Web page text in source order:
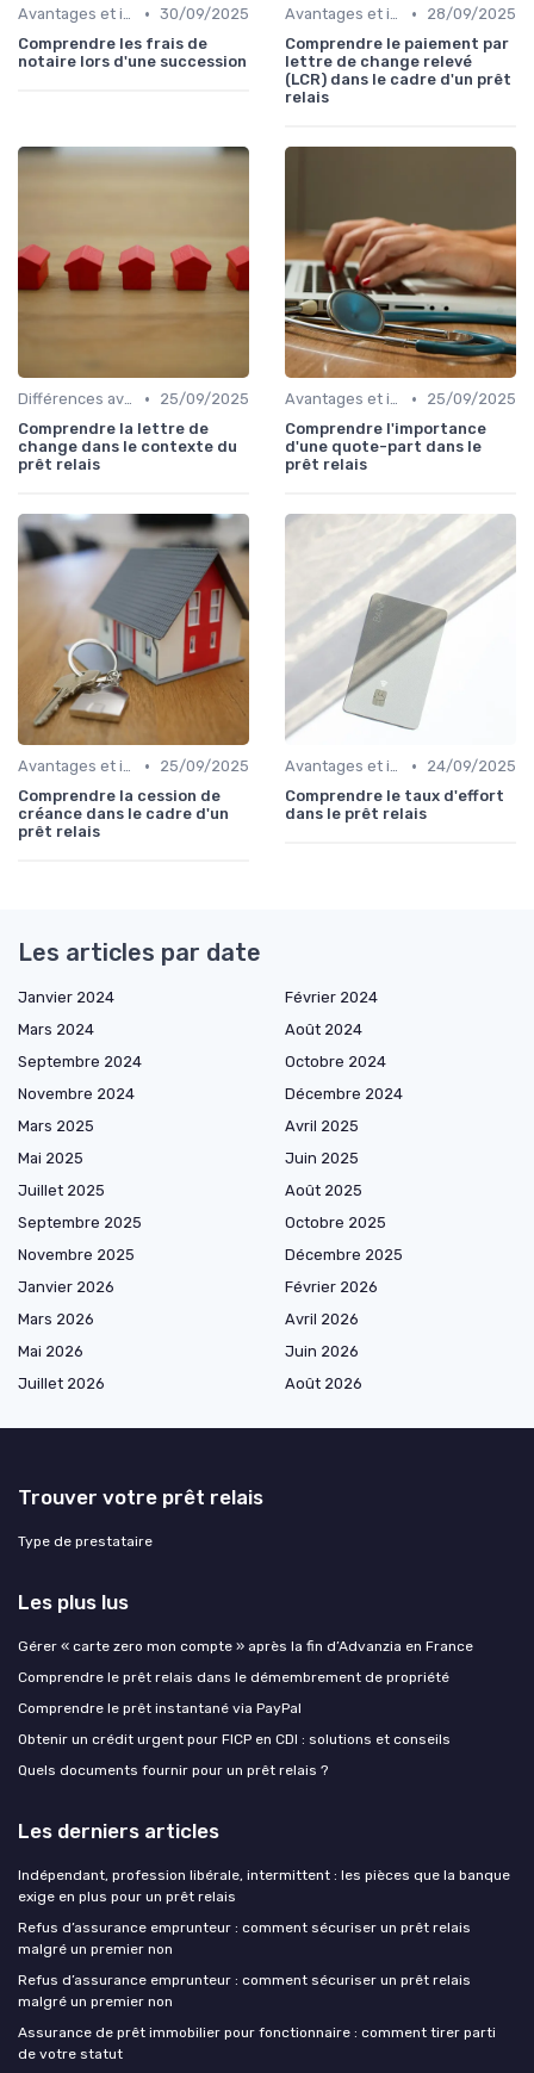
Avantages et inconvénients • 30/09/2025
Comprendre les frais de
notaire lors d'une succession
Avantages et inconvénients •
28/09/2025
Comprendre le paiement par
lettre de change relevé
(LCR) dans le cadre d'un prêt
relais
Différences avec d'autres prêts immobiliers •
25/09/2025
Comprendre la lettre de
change dans le contexte du
prêt relais
Avantages et inconvénients •
25/09/2025
Comprendre l'importance
d'une quote-part dans le
prêt relais
Avantages et inconvénients •
25/09/2025
Comprendre la cession de
créance dans le cadre d'un
prêt relais
Avantages et inconvénients •
24/09/2025
Comprendre le taux d'effort
dans le prêt relais
Les articles par date
Janvier 2024
Février 2024
Mars 2024
Août 2024
Septembre 2024
Octobre 2024
Novembre 2024
Décembre 2024
Mars 2025
Avril 2025
Mai 2025
Juin 2025
Juillet 2025
Août 2025
Septembre 2025
Octobre 2025
Novembre 2025
Décembre 2025
Janvier 2026
Février 2026
Mars 2026
Avril 2026
Mai 2026
Juin 2026
Juillet 2026
Août 2026
Trouver votre prêt relais
Type de prestataire
Les plus lus
Gérer « carte zero mon compte » après la fin d’Advanzia en France
Comprendre le prêt relais dans le démembrement de propriété
Comprendre le prêt instantané via PayPal
Obtenir un crédit urgent pour FICP en CDI : solutions et conseils
Quels documents fournir pour un prêt relais ?
Les derniers articles
Indépendant, profession libérale, intermittent : les pièces que la banque
exige en plus pour un prêt relais
Refus d’assurance emprunteur : comment sécuriser un prêt relais
malgré un premier non
Refus d’assurance emprunteur : comment sécuriser un prêt relais
malgré un premier non
Assurance de prêt immobilier pour fonctionnaire : comment tirer parti
de votre statut